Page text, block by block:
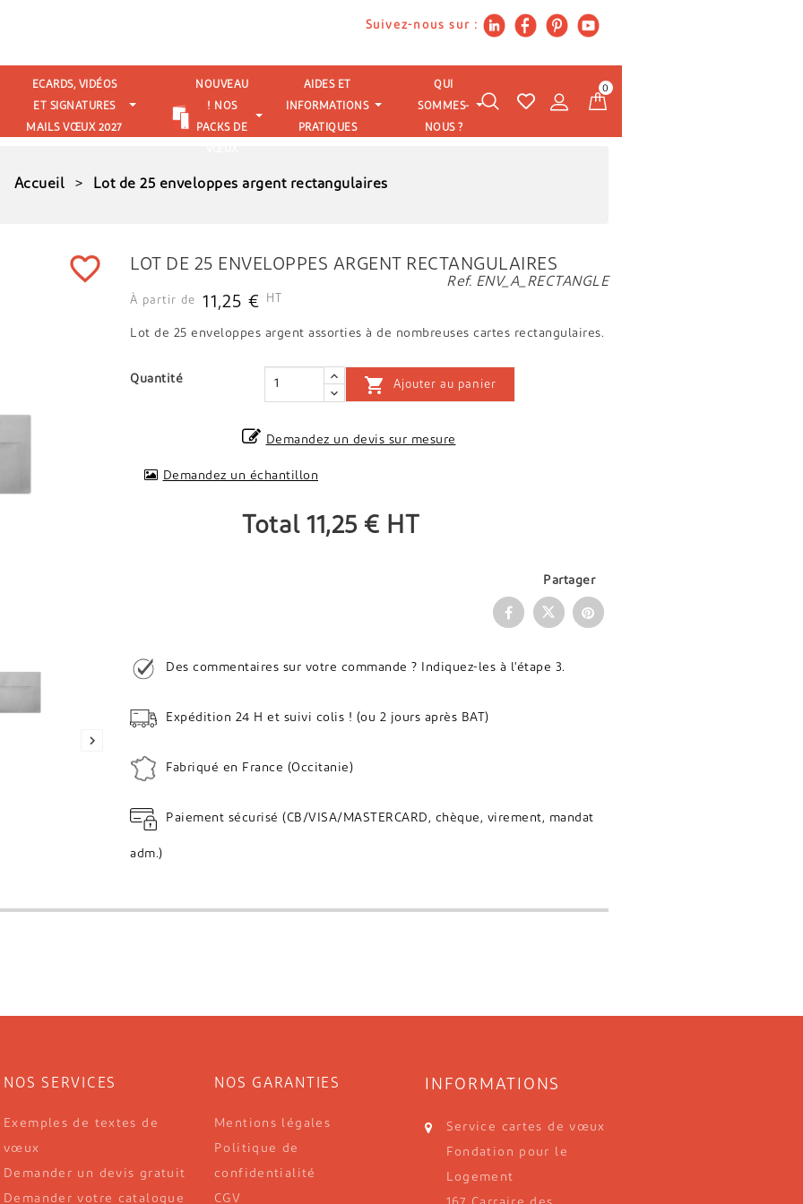
Suivez-nous sur :
ECARDS, VIDÉOS
ET SIGNATURES
MAILS VŒUX 2027
NOUVEAU
! NOS
PACKS DE
AIDES ET
INFORMATIONS
PRATIQUES
QUI
SOMMES-
NOUS ?
0
Accueil Lot de 25 enveloppes argent rectangulaires
favorite_border

LOT DE 25 ENVELOPPES ARGENT RECTANGULAIRES
Ref. ENV_A_RECTANGLE
À partir de 11,25 € HT
Lot de 25 enveloppes argent assorties à de nombreuses cartes rectangulaires.
Quantité  Ajouter au panier
Demandez un devis sur mesure
Demandez un échantillon
Total 11,25 € HT
Partager
Des commentaires sur votre commande ? Indiquez-les à l'étape 3.
Expédition 24 H et suivi colis ! (ou 2 jours après BAT)
Fabriqué en France (Occitanie)
Paiement sécurisé (CB/VISA/MASTERCARD, chèque, virement, mandat
adm.)
NOS SERVICES
Exemples de textes de
vœux
Demander un devis gratuit
Demander votre catalogue
NOS GARANTIES
Mentions légales
Politique de
confidentialité
CGV
INFORMATIONS
Service cartes de vœux
Fondation pour le
Logement